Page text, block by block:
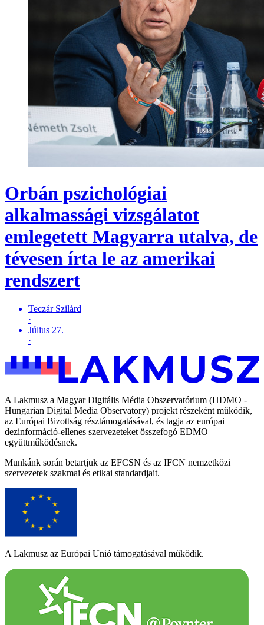
Orbán pszichológiai
alkalmassági vizsgálatot
emlegetett Magyarra utalva, de
tévesen írta le az amerikai
rendszert
Teczár Szilárd
·
Július 27.
·
A Lakmusz a Magyar Digitális Média Obszervatórium (HDMO -
Hungarian Digital Media Observatory) projekt részeként működik,
az Európai Bizottság résztámogatásával, és tagja az európai
dezinformáció-ellenes szervezeteket összefogó EDMO
együttműködésnek.
Munkánk során betartjuk az EFCSN és az IFCN nemzetközi
szervezetek szakmai és etikai standardjait.
A Lakmusz az Európai Unió támogatásával működik.